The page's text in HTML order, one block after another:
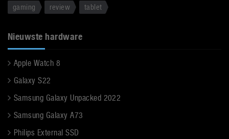
gaming
review tablet
Nieuwste hardware
Apple Watch 8
Galaxy S22
Samsung Galaxy Unpacked 2022
Samsung Galaxy A73
Philips External SSD